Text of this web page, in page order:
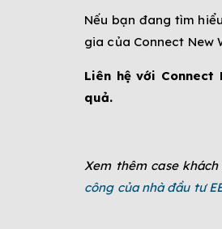
Nếu bạn đang tìm
gia của Connect New
Liên hệ với
quả.
Xem thêm case
công của nhà đầu tư